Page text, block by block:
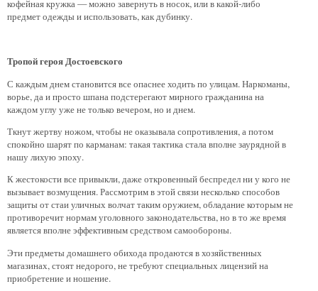
кофейная кружка — можно завернуть в носок, или в какой-либо
предмет одежды и использовать, как дубинку.
Тропой героя Достоевского
С каждым днем становится все опаснее ходить по улицам. Наркоманы,
ворье, да и просто шпана подстерегают мирного гражданина на
каждом углу уже не только вечером, но и днем.
Ткнут жертву ножом, чтобы не оказывала сопротивления, а потом
спокойно шарят по карманам: такая тактика стала вполне заурядной в
нашу лихую эпоху.
К жестокости все привыкли, даже откровенный беспредел ни у кого не
вызывает возмущения. Рассмотрим в этой связи несколько способов
защиты от стаи уличных волчат таким оружием, обладание которым не
противоречит нормам уголовного законодательства, но в то же время
является вполне эффективным средством самообороны.
Эти предметы домашнего обихода продаются в хозяйственных
магазинах, стоят недорого, не требуют специальных лицензий на
приобретение и ношение.